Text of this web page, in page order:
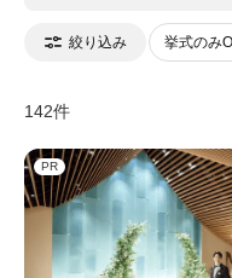
絞り込み 挙式のみ
142件
PR